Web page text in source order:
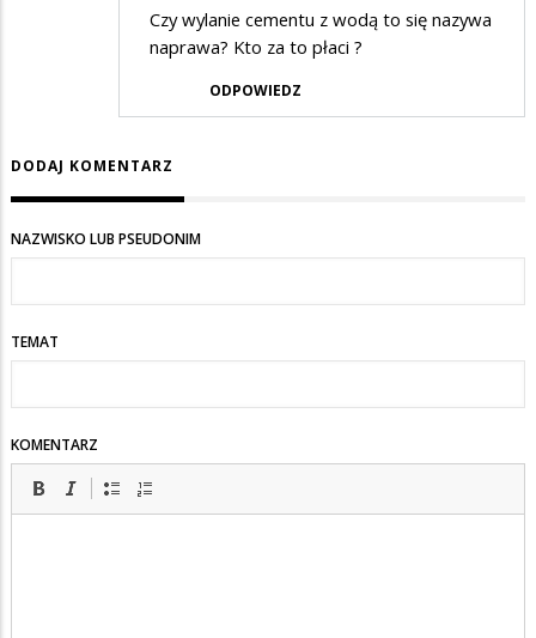
Czy wylanie cementu z wodą to się nazywa
naprawa? Kto za to płaci ?
ODPOWIEDZ
DODAJ KOMENTARZ
NAZWISKO LUB PSEUDONIM
TEMAT
KOMENTARZ